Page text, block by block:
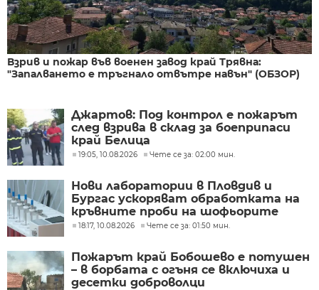
Взрив и пожар във военен завод край Трявна:
"Запалването е тръгнало отвътре навън" (ОБЗОР)
Джартов: Под контрол е пожарът
след взрива в склад за боеприпаси
край Белица
19:05, 10.08.2026 Чете се за: 02:00 мин.
Нови лаборатории в Пловдив и
Бургас ускоряват обработката на
кръвните проби на шофьорите
18:17, 10.08.2026 Чете се за: 01:50 мин.
Пожарът край Бобошево е потушен
– в борбата с огъня се включиха и
десетки доброволци